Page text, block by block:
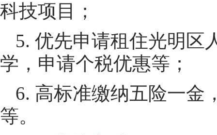
科技项目；
5. 优先申请租住光明区
学，申请个税优惠等；
6. 高标准缴纳五险一金
等。